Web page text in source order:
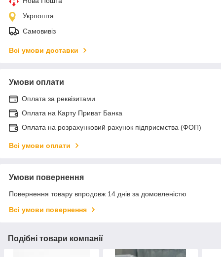
Укрпошта
Самовивіз
Всі умови доставки
Умови оплати
Оплата за реквізитами
Оплата на Карту Приват Банка
Оплата на розрахунковий рахунок підприємства (ФОП)
Всі умови оплати
Умови повернення
Повернення товару впродовж 14 днів за домовленістю
Всі умови повернення
Подібні товари компанії